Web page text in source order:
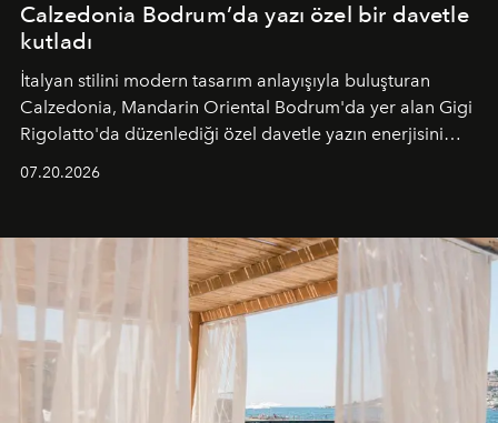
Calzedonia Bodrum’da yazı özel bir davetle
kutladı
İtalyan stilini modern tasarım anlayışıyla buluşturan
Calzedonia, Mandarin Oriental Bodrum'da yer alan Gigi
Rigolatto'da düzenlediği özel davetle yazın enerjisini
07.20.2026